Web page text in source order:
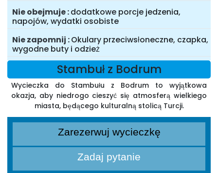
Nie obejmuje dodatkowe porcje jedzenia,
napojów, wydatki osobiste
Nie zapomnij Okulary przeciwsłoneczne, czapka,
wygodne buty i odzież
Stambuł z Bodrum
Wycieczka do Stambułu z Bodrum to wyjątkowa
okazja, aby niedrogo cieszyć się atmosferą wielkiego
miasta, będącego kulturalną stolicą Turcji.
Zarezerwuj wycieczkę
Zadaj pytanie